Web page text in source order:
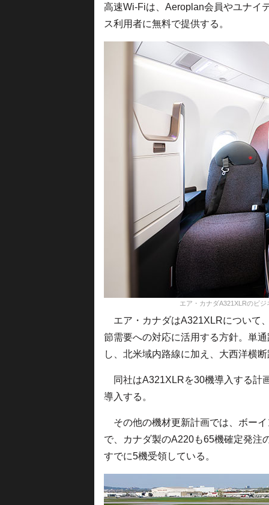
高速Wi-Fiは、Aeroplan会員やユナイ
ス利用者に無料で提供する。
エア・カナダA321XLRのビ
エア・カナダはA321XLRについて
節需要への対応に活用する方針。単
し、北米域内路線に加え、大西洋横
同社はA321XLRを30機導入する計
導入する。
その他の機材更新計画では、ボー
で、カナダ製のA220も65機確定発注
すでに5機受領している。